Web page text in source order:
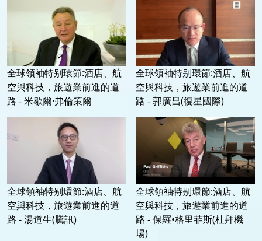
全球領袖特别環節:酒店、航
空與科技，旅遊業前進的道
路 - 米歇爾·弗倫策爾
全球領袖特别環節:酒店、航
空與科技，旅遊業前進的道
路 - 郭廣昌(復星國際)
全球領袖特别環節:酒店、航
空與科技，旅遊業前進的道
路 - 湯道生(騰訊)
全球領袖特别環節:酒店、航
空與科技，旅遊業前進的道
路 - 保羅•格里菲斯(杜拜機
場)